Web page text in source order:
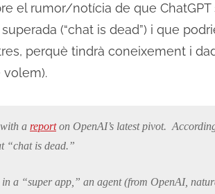
el rumor/notícia de que
(“chat is dead”) i que
perquè tindrà coneixement i
volem).
a reporton OpenAI’s latest pivot.
“chat is dead.”
in a “super app,” an agent (from OpenAI,